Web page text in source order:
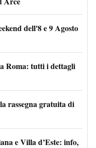
dell'8 e 9 Agosto
Roma: tutti i dettagli
rassegna gratuita di
e Villa d’Este: info,